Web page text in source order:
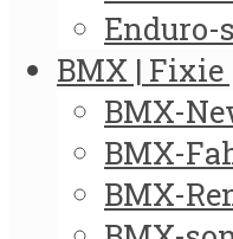
Enduro-
BMX | Fixie
BMX-
BMX-
BMX-